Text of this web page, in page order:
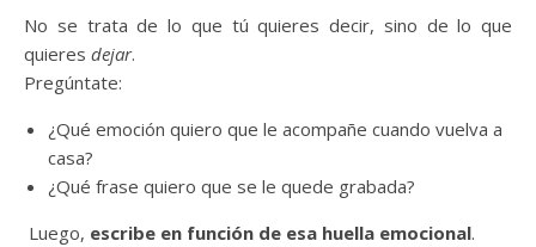
No se trata de lo que tú quieres decir, sino de lo que
quieres dejar.
Pregúntate:
¿Qué emoción quiero que le acompañe cuando vuelva a
casa?
¿Qué frase quiero que se le quede grabada?
Luego, escribe en función de esa huella emocional.